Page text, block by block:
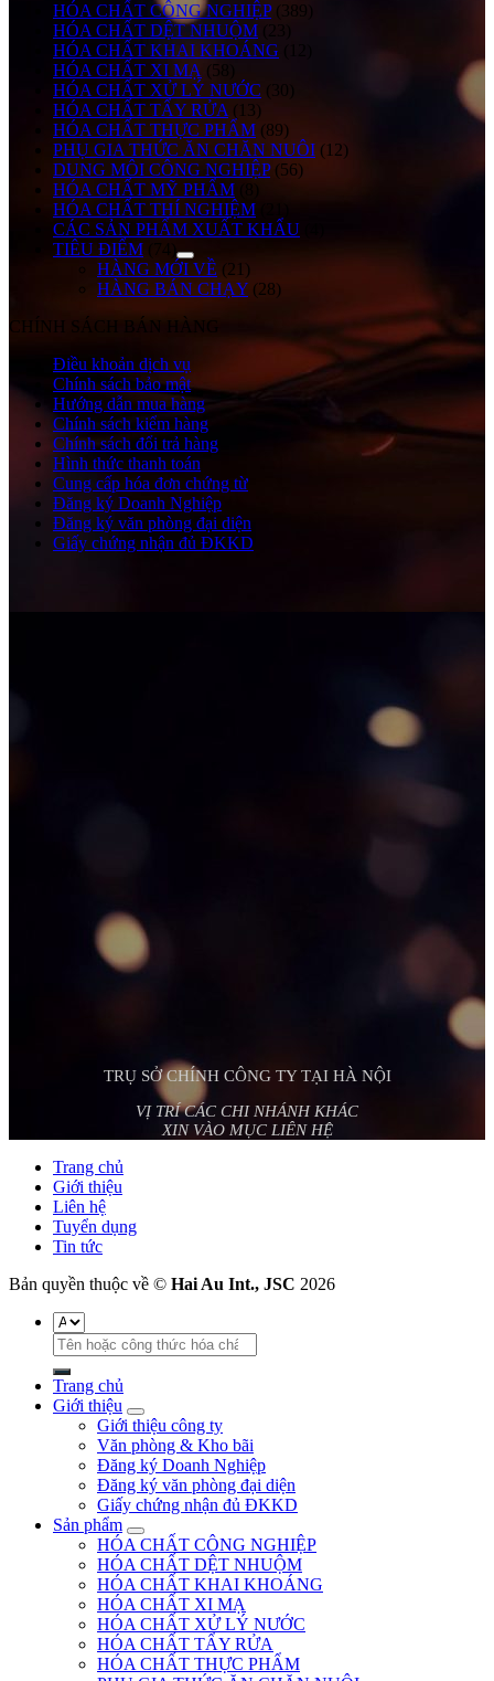
HÓA CHẤT CÔNG NGHIỆP (389)
HÓA CHẤT DỆT NHUỘM (23)
HÓA CHẤT KHAI KHOÁNG
HÓA CHẤT XI MẠ (58)
HÓA CHẤT XỬ LÝ NƯỚC (30)
HÓA CHẤT TẨY RỬA (13)
HÓA CHẤT THỰC PHẨM (89)
PHỤ GIA THỨC ĂN CHĂN NUÔI (12)
DUNG MÔI CÔNG NGHIỆP (56)
HÓA CHẤT MỸ PHẨM
(8)
HÓA CHẤT THÍ NGHIỆM
CÁC SẢN PHẨM XUẤT KHẨU
TIÊU ĐIỂM
(74)
HÀNG MỚI VỀ (21)
HÀNG BÁN CHẠY (28)
CHÍNH SÁCH BÁN HÀNG
Điều khoản dịch vụ
Chính sách bảo mật
Hướng dẫn mua hàng
Chính sách kiểm hàng
Chính sách đổi trả hàng
Hình thức thanh toán
Cung cấp hóa đơn chứng từ
Đăng ký Doanh Nghiệp
Đăng ký văn phòng đại diện
Giấy chứng nhận đủ ĐKKD
TRỤ SỞ CHÍNH CÔNG TY TẠI HÀ NỘI
VỊ TRÍ CÁC CHI NHÁNH KHÁC
XIN VÀO MỤC LIÊN HỆ
Trang chủ
Giới thiệu
Liên hệ
Tuyển dụng
Tin tức
Bản quyền thuộc về © Hai Au Int., JSC 2026
Tìm
kiếm:
Trang chủ
Giới thiệu
Giới thiệu công ty
Văn phòng & Kho bãi
Đăng ký Doanh Nghiệp
Đăng ký văn phòng đại diện
Giấy chứng nhận đủ ĐKKD
Sản phẩm
HÓA CHẤT CÔNG NGHIỆP
HÓA CHẤT DỆT NHUỘM
HÓA CHẤT KHAI KHOÁNG
HÓA CHẤT XI MẠ
HÓA CHẤT XỬ LÝ NƯỚC
HÓA CHẤT TẨY RỬA
HÓA CHẤT THỰC PHẨM